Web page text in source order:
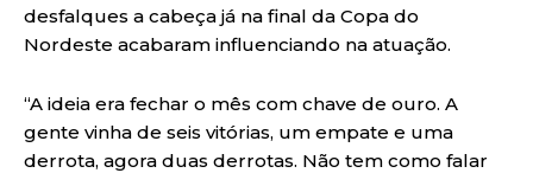
desfalques a cabeça já na final da Copa do
Nordeste acabaram influenciando na atuação.
“A ideia era fechar o mês com chave de ouro. A
gente vinha de seis vitórias, um empate e uma
derrota, agora duas derrotas. Não tem como falar